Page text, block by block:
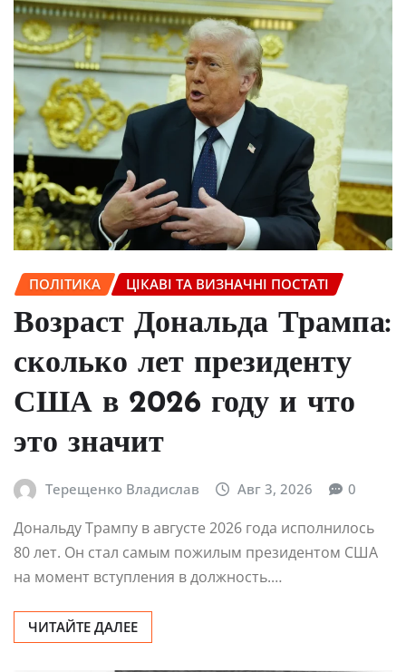
ПОЛІТИКА ЦІКАВІ ТА ВИЗНАЧНІ ПОСТАТІ
Возраст Дональда Трампа:
сколько лет президенту
США в 2026 году и что
это значит
Терещенко Владислав Авг 3, 2026 0
Дональду Трампу в августе 2026 года исполнилось
80 лет. Он стал самым пожилым президентом США
на момент вступления в должность.…
ЧИТАЙТЕ ДАЛЕЕ